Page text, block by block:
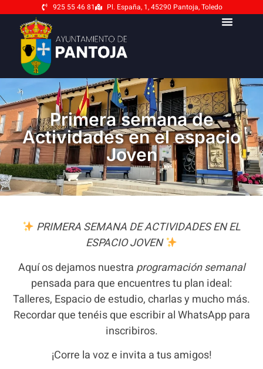
925 55 46 81 Pl. España, 1, 45290 Pantoja, Toledo
Primera semana de
Actividades en el espacio
Joven
PRIMERA SEMANA DE ACTIVIDADES EN EL
ESPACIO JOVEN
Aquí os dejamos nuestraprogramación semanal
pensada para que encuentres tu plan ideal:
Talleres, Espacio de estudio, charlas y mucho más.
Recordar que tenéis que escribir al WhatsApp para
inscribiros.
¡Corre la voz e invita a tus amigos!